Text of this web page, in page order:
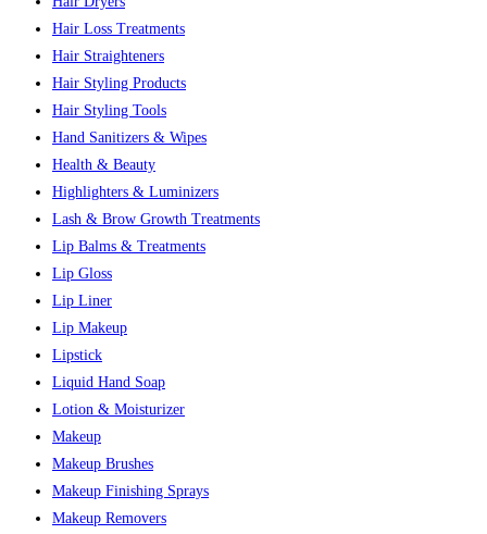
Hair Loss Treatments
Hair Straighteners
Hair Styling Products
Hair Styling Tools
Hand Sanitizers & Wipes
Health & Beauty
Highlighters & Luminizers
Lash & Brow Growth Treatments
Lip Balms & Treatments
Lip Gloss
Lip Liner
Lip Makeup
Lipstick
Liquid Hand Soap
Lotion & Moisturizer
Makeup
Makeup Brushes
Makeup Finishing Sprays
Makeup Removers